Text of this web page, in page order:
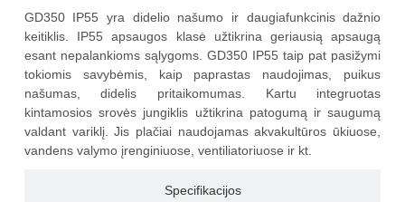
Specifikacijos
GD350 IP55 yra didelio našumo ir daugiafunkcinis dažnio
keitiklis. IP55 apsaugos klasė užtikrina geriausią apsaugą
esant nepalankioms sąlygoms. GD350 IP55 taip pat pasižymi
tokiomis savybėmis, kaip paprastas naudojimas, puikus
našumas, didelis pritaikomumas. Kartu integruotas
kintamosios srovės jungiklis užtikrina patogumą ir saugumą
valdant variklį. Jis plačiai naudojamas akvakultūros ūkiuose,
vandens valymo įrenginiuose, ventiliatoriuose ir kt.